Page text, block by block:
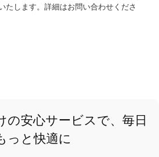
たします。詳細はお問い合わせくださ
の安心サービスで、毎日
っと快適に